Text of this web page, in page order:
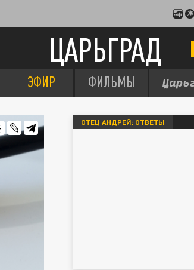
ЦАРЬГРАД
ЭФИР ФИЛЬМЫ
ОТЕЦ АНДРЕЙ: ОТВЕТЫ